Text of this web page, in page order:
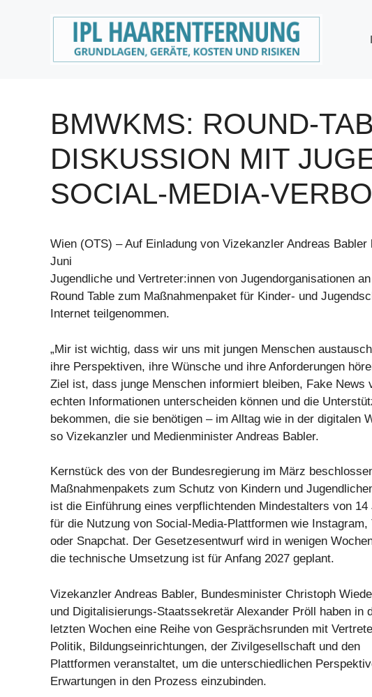
BMWKMS: ROUND-
DISKUSSION MIT
SOCIAL-MEDIA-
Wien (OTS) – Auf Einladung von Vizekanzler Andreas Babler
Juni
Jugendliche und Vertreter:innen von Jugendorganisationen
Round Table zum Maßnahmenpaket für Kinder- und
Internet teilgenommen.
„Mir ist wichtig, dass wir uns mit jungen Menschen
ihre Perspektiven, ihre Wünsche und ihre Anforderungen
Ziel ist, dass junge Menschen informiert bleiben, Fake News
echten Informationen unterscheiden können und die
bekommen, die sie benötigen – im Alltag wie in der digitalen
so Vizekanzler und Medienminister Andreas Babler.
Kernstück des von der Bundesregierung im März
Maßnahmenpakets zum Schutz von Kindern und
ist die Einführung eines verpflichtenden Mindestalters von 14
für die Nutzung von Social-Media-Plattformen wie Instagram,
oder Snapchat. Der Gesetzesentwurf wird in wenigen
die technische Umsetzung ist für Anfang 2027 geplant.
Vizekanzler Andreas Babler, Bundesminister Christoph
und Digitalisierungs-Staatssekretär Alexander Pröll haben in
letzten Wochen eine Reihe von Gesprächsrunden mit
Politik, Bildungseinrichtungen, der Zivilgesellschaft und den
Plattformen veranstaltet, um die unterschiedlichen
Erwartungen in den Prozess einzubinden.